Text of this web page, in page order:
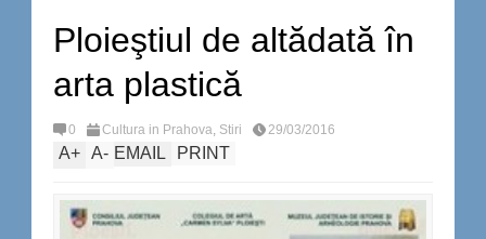
Ploieştiul de altădată în
arta plastică
0 Cultura in Prahova, Stiri 29/03/2016
A+ A- EMAIL PRINT